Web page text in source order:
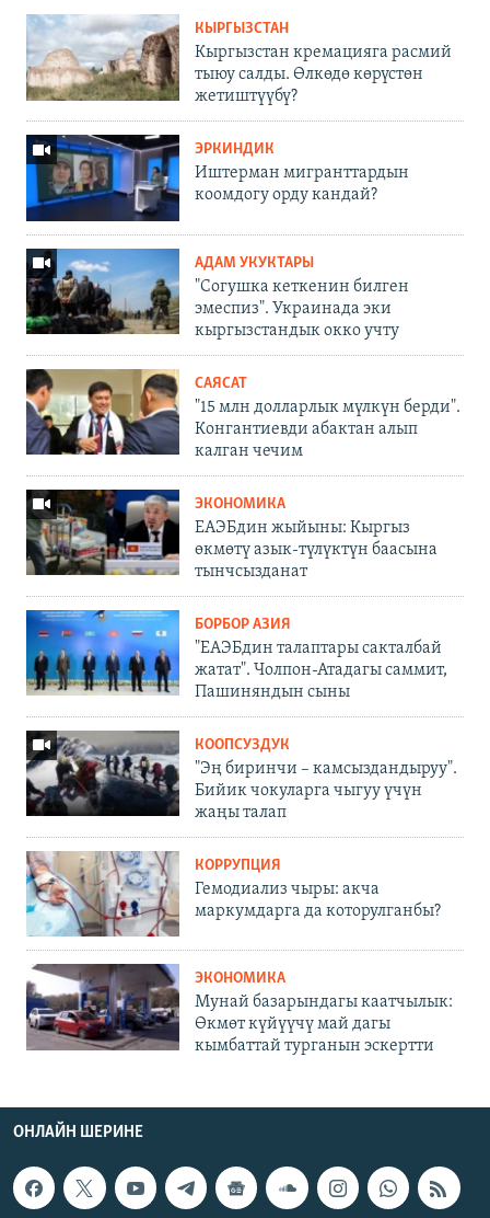
КЫРГЫЗСТАН
Кыргызстан кремацияга расмий
тыюу салды. Өлкөдө көрүстөн
жетиштүүбү?
ЭРКИНДИК
Иштерман мигранттардын
коомдогу орду кандай?
АДАМ УКУКТАРЫ
"Согушка кеткенин билген
эмеспиз". Украинада эки
кыргызстандык окко учту
САЯСАТ
"15 млн долларлык мүлкүн берди".
Конгантиевди абактан алып
калган чечим
ЭКОНОМИКА
ЕАЭБдин жыйыны: Кыргыз
өкмөтү азык-түлүктүн баасына
тынчсызданат
БОРБОР АЗИЯ
"ЕАЭБдин талаптары сакталбай
жатат". Чолпон-Атадагы саммит,
Пашиняндын сыны
КООПСУЗДУК
"Эң биринчи – камсыздандыруу".
Бийик чокуларга чыгуу үчүн
жаңы талап
КОРРУПЦИЯ
Гемодиализ чыры: акча
маркумдарга да которулганбы?
ЭКОНОМИКА
Мунай базарындагы каатчылык:
Өкмөт күйүүчү май дагы
кымбаттай турганын эскертти
ОНЛАЙН ШЕРИНЕ